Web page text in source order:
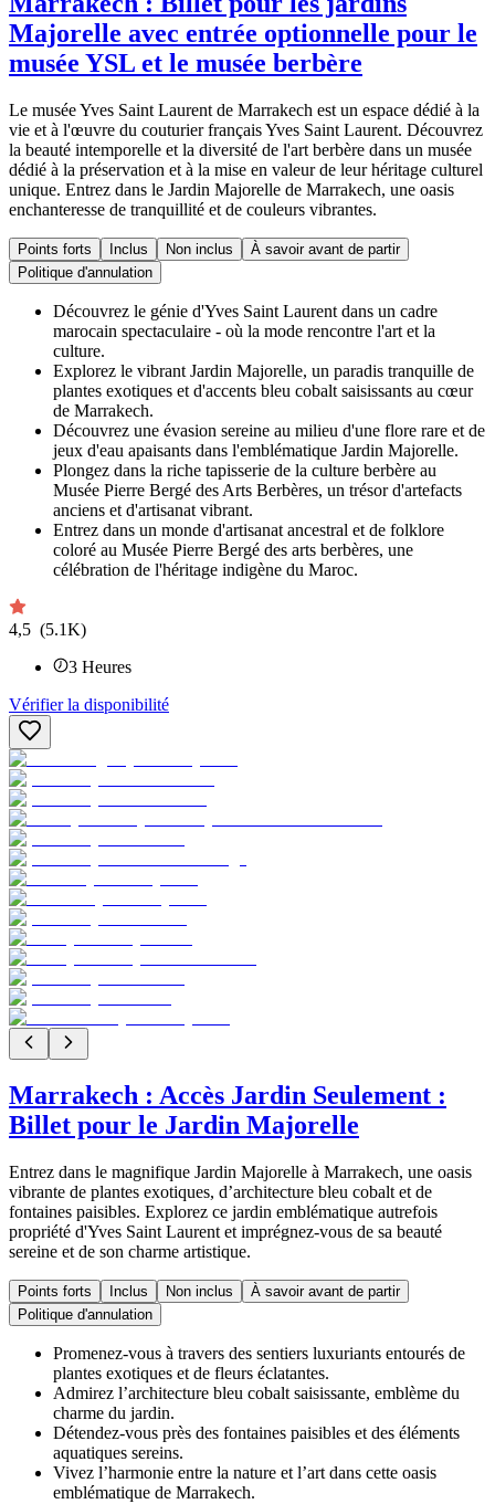
Majorelle avec entrée optionnelle pour le
musée YSL et le musée berbère
Le musée Yves Saint Laurent de Marrakech est un espace dédié à la
vie et à l'œuvre du couturier français Yves Saint Laurent. Découvrez
la beauté intemporelle et la diversité de l'art berbère dans un musée
dédié à la préservation et à la mise en valeur de leur héritage culturel
unique. Entrez dans le Jardin Majorelle de Marrakech, une oasis
enchanteresse de tranquillité et de couleurs vibrantes.
Points forts Inclus Non inclus
À savoir avant de partir
Politique d'annulation
Découvrez le génie d'Yves Saint Laurent dans un cadre
marocain spectaculaire - où la mode rencontre l'art et la
culture.
Explorez le vibrant Jardin Majorelle, un paradis tranquille de
plantes exotiques et d'accents bleu cobalt saisissants au cœur
de Marrakech.
Découvrez une évasion sereine au milieu d'une flore rare et de
jeux d'eau apaisants dans l'emblématique Jardin Majorelle.
Plongez dans la riche tapisserie de la culture berbère au
Musée Pierre Bergé des Arts Berbères, un trésor d'artefacts
anciens et d'artisanat vibrant.
Entrez dans un monde d'artisanat ancestral et de folklore
coloré au Musée Pierre Bergé des arts berbères, une
célébration de l'héritage indigène du Maroc.
4,5 (5.1K)
3 Heures
Vérifier la disponibilité
Marrakech : Accès Jardin Seulement :
Billet pour le Jardin Majorelle
Entrez dans le magnifique Jardin Majorelle à Marrakech, une oasis
vibrante de plantes exotiques, d’architecture bleu cobalt et de
fontaines paisibles. Explorez ce jardin emblématique autrefois
propriété d'Yves Saint Laurent et imprégnez-vous de sa beauté
sereine et de son charme artistique.
Points forts Inclus Non inclus
À savoir avant de partir
Politique d'annulation
Promenez-vous à travers des sentiers luxuriants entourés de
plantes exotiques et de fleurs éclatantes.
Admirez l’architecture bleu cobalt saisissante, emblème du
charme du jardin.
Détendez-vous près des fontaines paisibles et des éléments
aquatiques sereins.
Vivez l’harmonie entre la nature et l’art dans cette oasis
emblématique de Marrakech.